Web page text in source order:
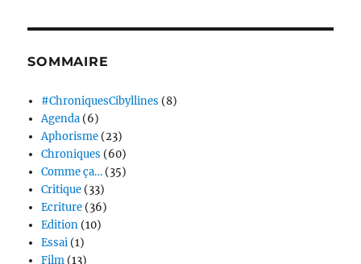
SOMMAIRE
#ChroniquesCibyllines (8)
Agenda(6)
Aphorisme(23)
Chroniques (60)
Comme ça…(35)
Critique(33)
Ecriture(36)
Edition(10)
Essai(1)
Film(13)